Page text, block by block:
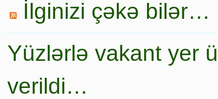
İlginizi çəkə bilər…
Yüzlərlə vakant yer
verildi…